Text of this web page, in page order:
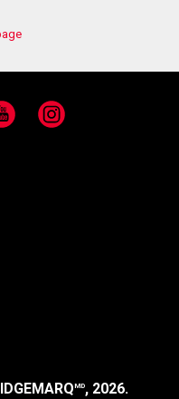
Instagram
MD, 2026.